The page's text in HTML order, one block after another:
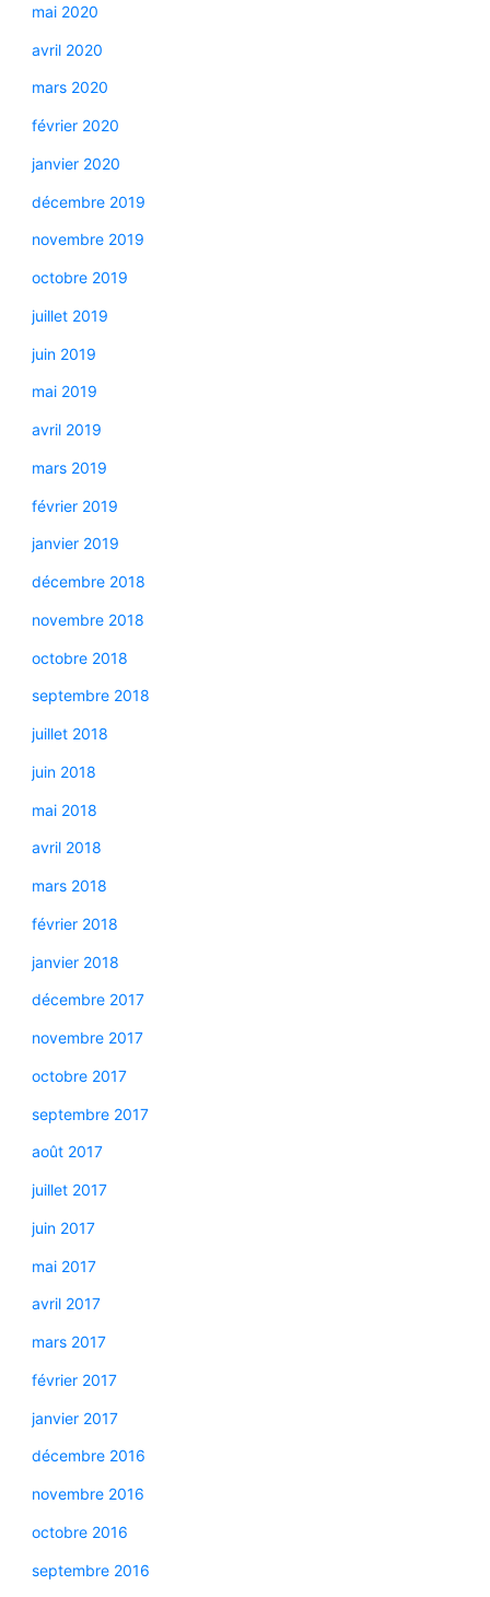
mai 2020
avril 2020
mars 2020
février 2020
janvier 2020
décembre 2019
novembre 2019
octobre 2019
juillet 2019
juin 2019
mai 2019
avril 2019
mars 2019
février 2019
janvier 2019
décembre 2018
novembre 2018
octobre 2018
septembre 2018
juillet 2018
juin 2018
mai 2018
avril 2018
mars 2018
février 2018
janvier 2018
décembre 2017
novembre 2017
octobre 2017
septembre 2017
août 2017
juillet 2017
juin 2017
mai 2017
avril 2017
mars 2017
février 2017
janvier 2017
décembre 2016
novembre 2016
octobre 2016
septembre 2016